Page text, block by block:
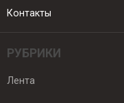
Контакты
РУБРИКИ
Лента